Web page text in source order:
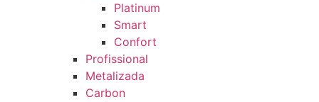
Platinum
Smart
Confort
Profissional
Metalizada
Carbon